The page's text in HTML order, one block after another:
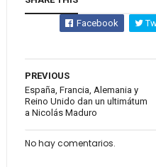
Facebook
PREVIOUS
España, Francia, Alemania y
Reino Unido dan un ultimátum
a Nicolás Maduro
No hay comentarios.